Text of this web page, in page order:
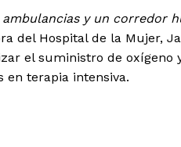
y un corredor
del Hospital de la Mujer,
el suministro de oxígeno
en terapia intensiva.